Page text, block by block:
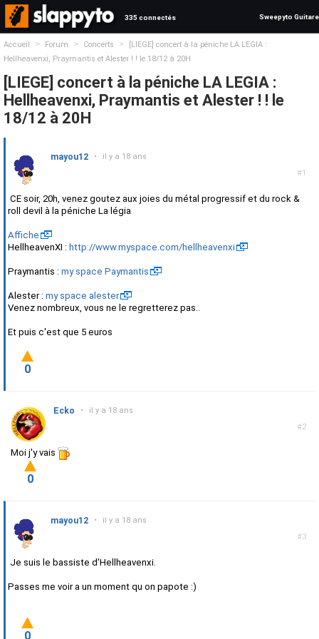
335 connectés Sweepyto Guitare
Accueil > Forum > Concerts >
[LIEGE] concert à la péniche LA LEGIA :
Hellheavenxi, Praymantis et Alester ! ! le 18/12 à 20H
[LIEGE] concert à la péniche LA LEGIA :
Hellheavenxi, Praymantis et Alester ! ! le
18/12 à 20H
#1
mayou12 • il y a 18 ans
CE soir, 20h, venez goutez aux joies du métal progressif et du rock &
roll devil à la péniche La légia
Affiche
HellheavenXI : http://www.myspace.com/hellheavenxi
Praymantis : my space Paymantis
Alester : my space alester
Venez nombreux, vous ne le regretterez pas..
Et puis c'est que 5 euros
0
#2
Ecko • il y a 18 ans
Moi j'y vais
0
#3
mayou12 • il y a 18 ans
Je suis le bassiste d'Hellheavenxi.
Passes me voir a un moment qu on papote :)
0